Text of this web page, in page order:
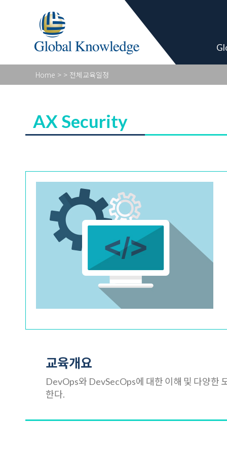
Academy
Home > > 전체교육일정
AX Security
교육개요
DevOps와 DevSecOps에 대한 이해 및 다양한
한다.